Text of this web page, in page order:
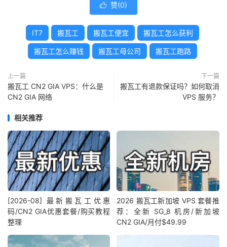
 赞(0)
IT7 搬瓦工 搬瓦工便宜 搬瓦工怎么获利
搬瓦工怎么赚钱 搬瓦工母公司 搬瓦工跑路
上一篇
搬瓦工 CN2 GIA VPS：什么是
CN2 GIA 网络
下一篇
搬瓦工有退款保证吗？如何取消
VPS 服务？
相关推荐
[2026-08] 最新搬瓦工优惠
码/CN2 GIA优惠套餐/购买教程
整理
2026 搬瓦工新加坡 VPS 套餐推
荐：全新 SG_8 机房/新加坡
CN2 GIA/月付$49.99